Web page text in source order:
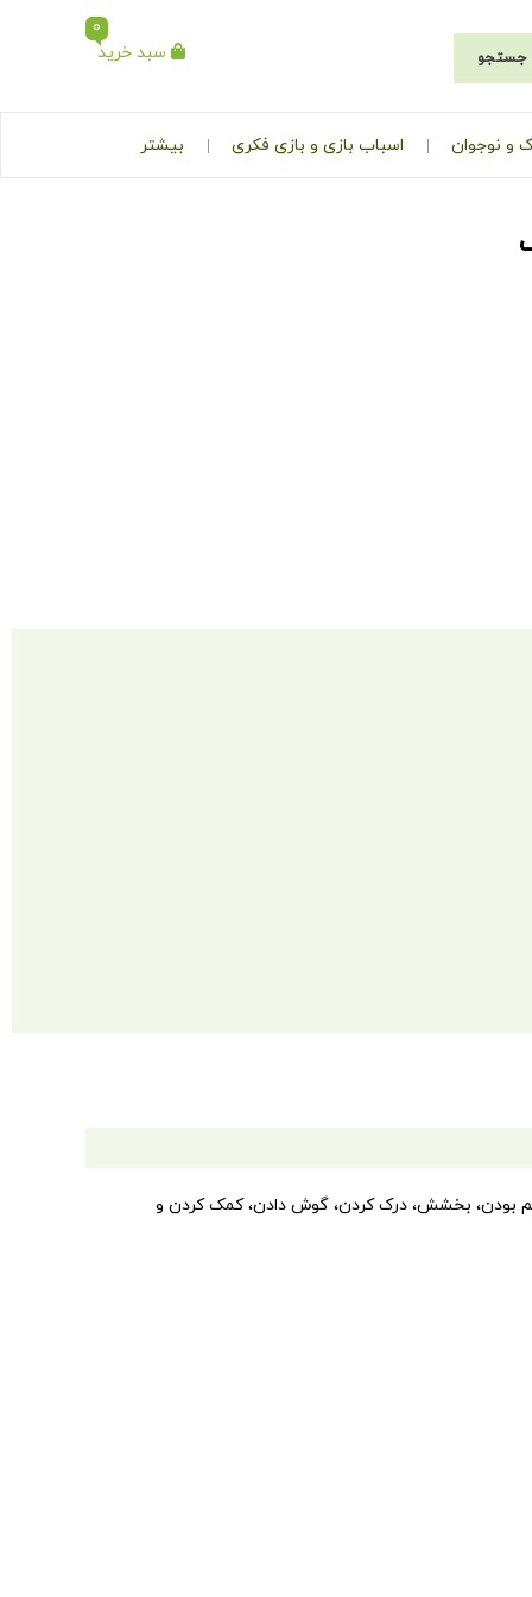
جستجو سبد خرید
0
و نوجوان اسباب بازی و بازی فکری بیشتر
هم بودن، بخشش، درک کردن، گوش دادن، کمک کردن و